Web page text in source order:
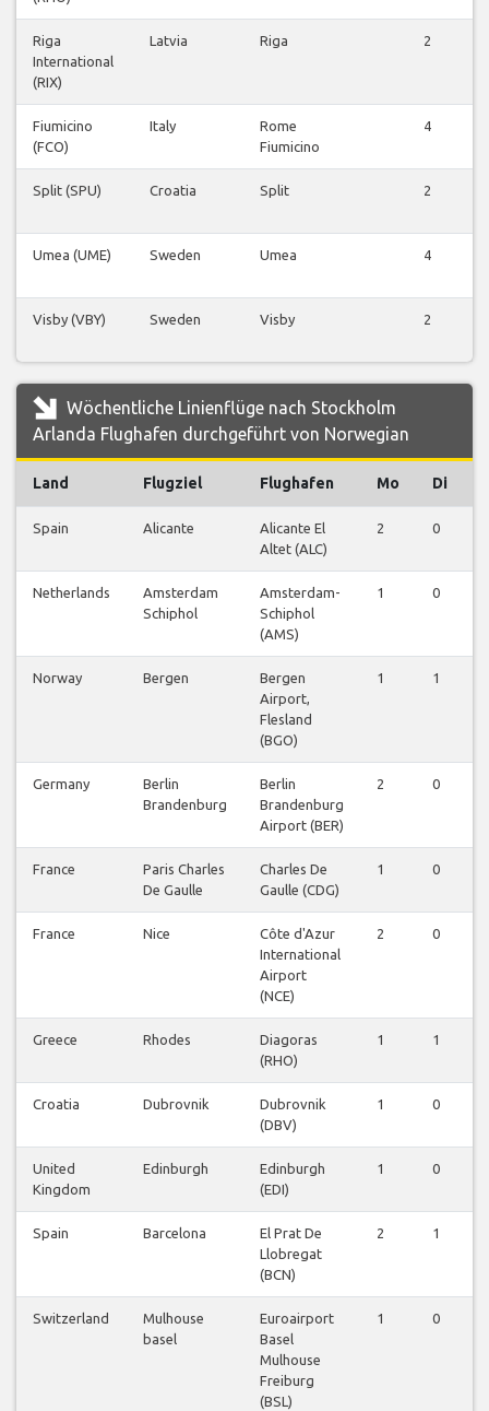
Riga
International
(RIX)
Latvia Riga 2
Fiumicino
(FCO)
Italy
Rome
Fiumicino
4
Split (SPU) Croatia Split 2
Umea (UME) Sweden Umea 4
Visby (VBY) Sweden Visby 2
Wöchentliche Linienflüge nach Stockholm
Arlanda Flughafen durchgeführt von Norwegian
Land Flugziel Flughafen Mo Di
Spain Alicante
Alicante El
Altet (ALC)
2 0
Netherlands
Amsterdam
Schiphol
Amsterdam-
Schiphol
(AMS)
1 0
Norway Bergen
Bergen
Airport,
Flesland
(BGO)
1 1
Germany
Berlin
Brandenburg
Berlin
Brandenburg
Airport (BER)
2 0
France
Paris Charles
De Gaulle
Charles De
Gaulle (CDG)
1 0
France Nice
Côte d'Azur
International
Airport
(NCE)
2 0
Greece Rhodes
Diagoras
(RHO)
1 1
Croatia Dubrovnik
Dubrovnik
(DBV)
1 0
United
Kingdom
Edinburgh
Edinburgh
(EDI)
1 0
Spain Barcelona
El Prat De
Llobregat
(BCN)
2 1
Switzerland
Mulhouse
basel
Euroairport
Basel
Mulhouse
Freiburg
(BSL)
1 0